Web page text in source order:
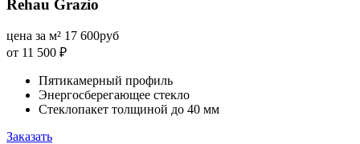
Rehau Grazio
цена за м² 17 600руб
от 11 500 ₽
Пятикамерный профиль
Энергосберегающее стекло
Стеклопакет толщиной до 40 мм
Заказать